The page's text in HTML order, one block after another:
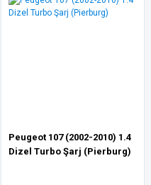
Peugeot 107 (2002-2010) 1.4
Dizel Turbo Şarj (Pierburg)